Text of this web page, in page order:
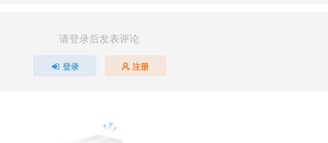
请登录后发表评论
登录 注册